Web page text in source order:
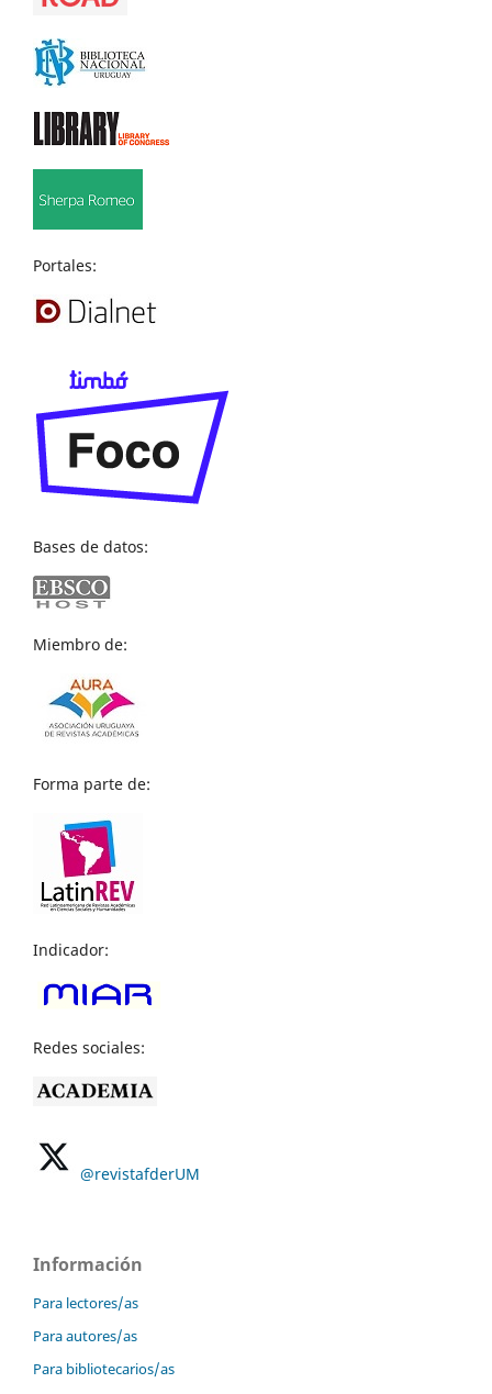
Portales:
Bases de datos:
Miembro de:
Forma parte de:
Indicador:
Redes sociales:
@revistafderUM
Información
Para lectores/as
Para autores/as
Para bibliotecarios/as